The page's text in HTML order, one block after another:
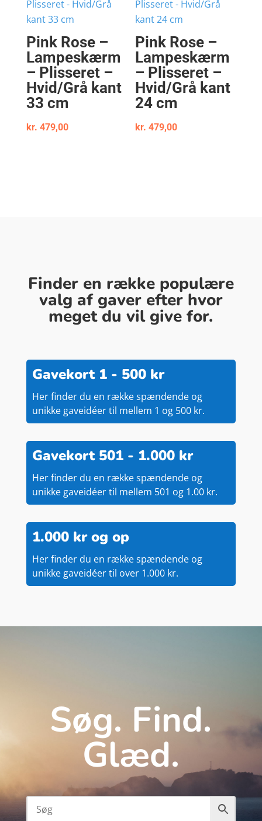
Pink Rose –
Lampeskærm
– Plisseret –
Hvid/Grå kant
33 cm
kr. 479,00
Pink Rose –
Lampeskærm
– Plisseret –
Hvid/Grå kant
24 cm
kr. 479,00
Finder en række populære
valg af gaver efter hvor
meget du vil give for.
Gavekort 1 - 500 kr
Her finder du en række spændende og
unikke gaveidéer til mellem 1 og 500 kr.
Gavekort 501 - 1.000 kr
Her finder du en række spændende og
unikke gaveidéer til mellem 501 og 1.00 kr.
1.000 kr og op
Her finder du en række spændende og
unikke gaveidéer til over 1.000 kr.
Søg. Find.
Glæd.